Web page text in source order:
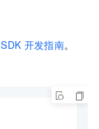
SDK 开发指南。